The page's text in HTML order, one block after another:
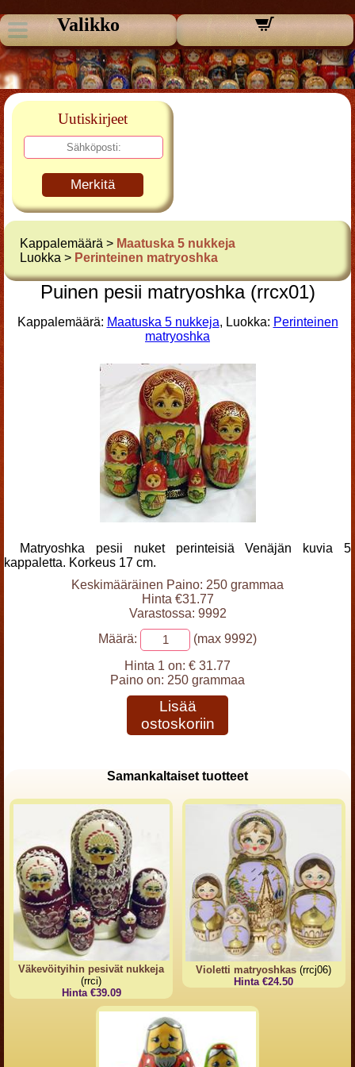
Valikko
Uutiskirjeet
Merkitä
Kappalemäärä > Maatuska 5 nukkeja
Luokka > Perinteinen matryoshka
Puinen pesii matryoshka (rrcx01)
Kappalemäärä: Maatuska 5 nukkeja, Luokka: Perinteinen
matryoshka
Matryoshka pesii nuket perinteisiä Venäjän kuvia 5
kappaletta. Korkeus 17 cm.
Keskimääräinen Paino: 250 grammaa
Hinta €31.77
Varastossa: 9992
Määrä:
(max 9992)
Hinta 1 on: € 31.77
Paino on: 250 grammaa
Lisää
ostoskoriin
Samankaltaiset tuotteet
Väkevöityihin pesivät nukkeja
(rrci)
Hinta €39.09
Violetti matryoshkas (rrcj06)
Hinta €24.50